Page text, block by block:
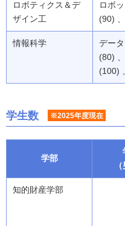
ロボティクス＆デ
ザイン工
ロボ
(90)
情報科学
デー
(80)
(100)
学生数 ※2025年度現在
学部
知的財産学部